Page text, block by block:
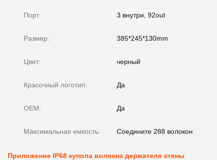
Порт: 3 внутри, 92out
Размер: 385*245*130mm
Цвет: черный
Красочный логотип: Да
OEM: Да
Максимальная емкость: Соедините 288 волокон
Приложение IP68 купола волокна держателя стены